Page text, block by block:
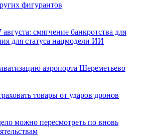
фигурантов
смягчение банкротства для
для статуса нацмодели ИИ
аэропорта Шереметьево
товары от ударов дронов
можно пересмотреть по вновь